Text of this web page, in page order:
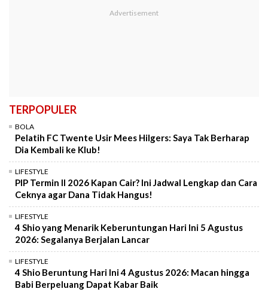
TERPOPULER
BOLA
Pelatih FC Twente Usir Mees Hilgers: Saya Tak Berharap
Dia Kembali ke Klub!
LIFESTYLE
PIP Termin II 2026 Kapan Cair? Ini Jadwal Lengkap dan Cara
Ceknya agar Dana Tidak Hangus!
LIFESTYLE
4 Shio yang Menarik Keberuntungan Hari Ini 5 Agustus
2026: Segalanya Berjalan Lancar
LIFESTYLE
4 Shio Beruntung Hari Ini 4 Agustus 2026: Macan hingga
Babi Berpeluang Dapat Kabar Baik